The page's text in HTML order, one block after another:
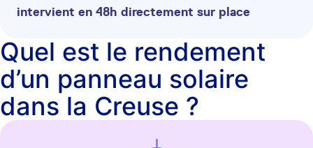
intervient en 48h directement sur place
Quel est le rendement
d’un panneau solaire
dans la Creuse ?